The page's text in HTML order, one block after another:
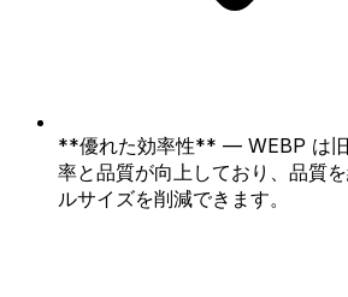
**優れた効率性** — WEBP は
率と品質が向上しており、品質
ルサイズを削減できます。